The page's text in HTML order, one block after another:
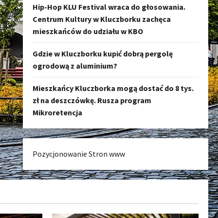
Hip-Hop KLU Festival wraca do głosowania.
Centrum Kultury w Kluczborku zachęca
mieszkańców do udziału w KBO
Gdzie w Kluczborku kupić dobrą pergolę
ogrodową z aluminium?
Mieszkańcy Kluczborka mogą dostać do 8 tys.
zł na deszczówkę. Rusza program
Mikroretencja
Pozycjonowanie Stron www